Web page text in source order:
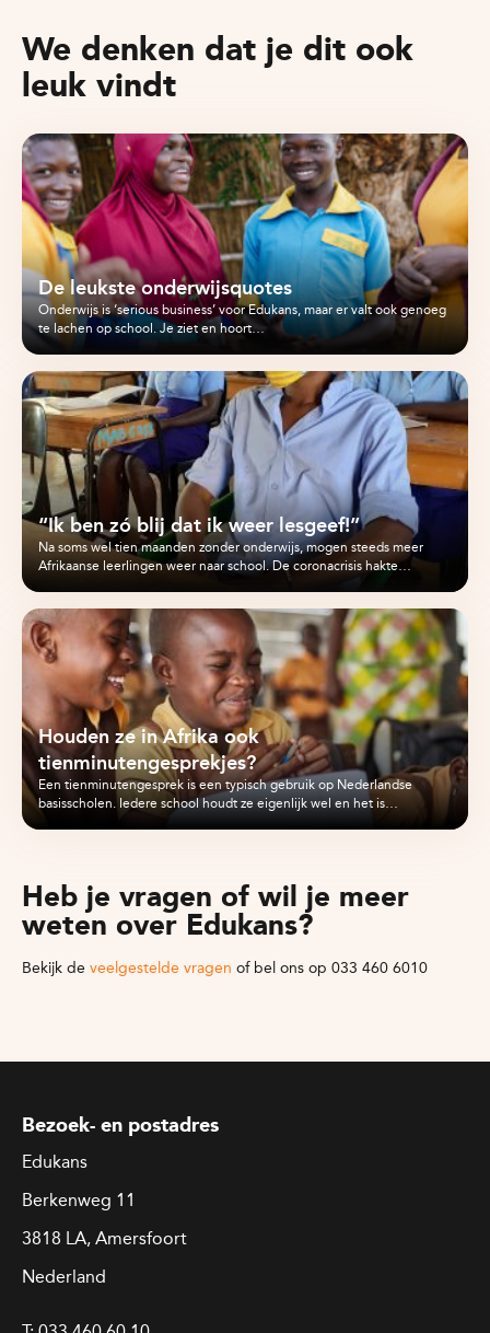
We denken dat je dit ook
leuk vindt
De leukste onderwijsquotes
Onderwijs is ‘serious business’ voor Edukans, maar er valt ook genoeg
te lachen op school. Je ziet en hoort…
“Ik ben zó blij dat ik weer lesgeef!”
Na soms wel tien maanden zonder onderwijs, mogen steeds meer
Afrikaanse leerlingen weer naar school. De coronacrisis hakte…
Houden ze in Afrika ook
tienminutengesprekjes?
Een tienminutengesprek is een typisch gebruik op Nederlandse
basisscholen. Iedere school houdt ze eigenlijk wel en het is…
Heb je vragen of wil je meer
weten over Edukans?
Bekijk de veelgestelde vragen of bel ons op 033 460 6010
Bezoek- en postadres
Edukans
Berkenweg 11
3818 LA, Amersfoort
Nederland